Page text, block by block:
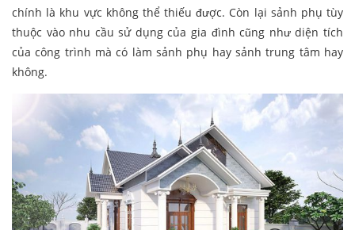
chính là khu vực không thể thiếu được. Còn lại sảnh phụ tùy
thuộc vào nhu cầu sử dụng của gia đình cũng như diện tích
của công trình mà có làm sảnh phụ hay sảnh trung tâm hay
không.